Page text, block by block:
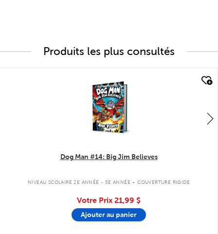
Produits les plus consultés
Dog Man #14: Big Jim Believes
NIVEAU SCOLAIRE 2E ANNÉE - 5E ANNÉE . COUVERTURE RIGIDE
Votre Prix 21,99 $
Ajouter au panier